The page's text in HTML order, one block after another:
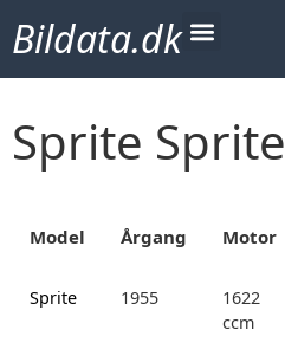
Bildata.dk
Sprite Sprite
Model Årgang Motor
Sprite 1955
1622
ccm